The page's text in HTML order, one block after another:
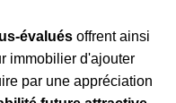
évalués offrent ainsi
immobilier d'ajouter
par une appréciation